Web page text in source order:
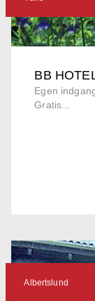
BB
Egen
Gratis...
Albertslund